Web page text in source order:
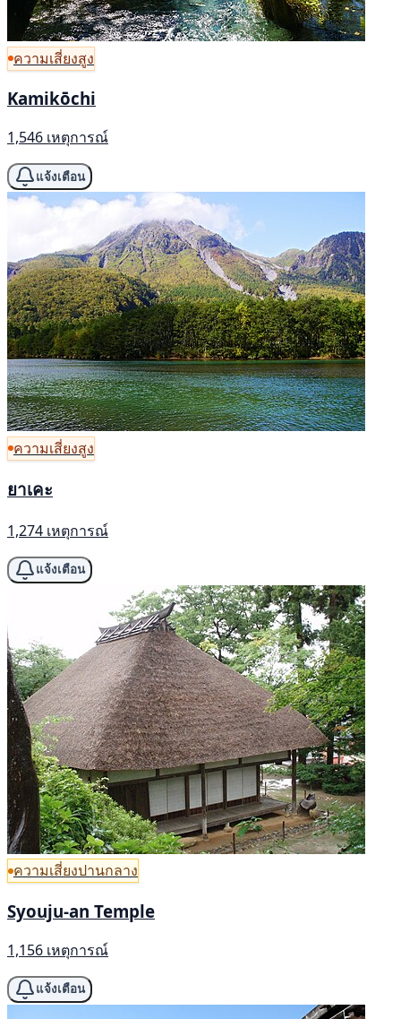
ความเสี่ยงสูง
Kamikōchi
1,546 เหตุการณ์
แจ้งเตือน
ความเสี่ยงสูง
ยาเคะ
1,274 เหตุการณ์
แจ้งเตือน
ความเสี่ยงปานกลาง
Syouju-an Temple
1,156 เหตุการณ์
แจ้งเตือน